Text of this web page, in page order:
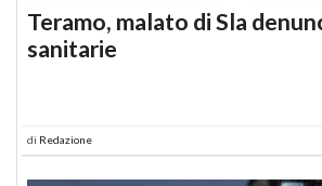
Teramo, malato di Sla
sanitarie
di Redazione